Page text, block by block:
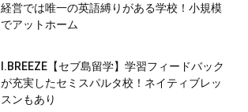
経営では唯一の英語縛りがある学校！小規模
でアットホーム
I.BREEZE【セブ島留学】学習フィードバック
が充実したセミスパルタ校！ネイティブレッ
スンもあり